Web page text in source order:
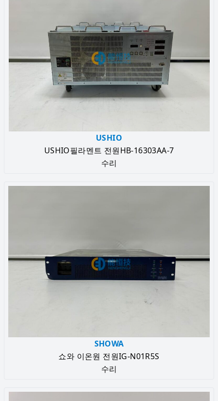
USHIO
USHIO필라멘트 전원HB-16303AA-7
수리
SHOWA
쇼와 이온원 전원IG-N01R5S
수리